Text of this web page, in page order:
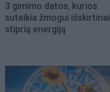
3 gimimo datos, kurios
suteikia žmogui išskirtinai
stiprią energiją